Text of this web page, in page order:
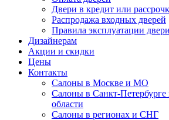
Двери в кредит или
Распродажа входных дверей
Правила эксплуатации двери
Дизайнерам
Акции и скидки
Цены
Контакты
Салоны в Москве и МО
Салоны в Санкт-Петербурге
области
Салоны в регионах и СНГ